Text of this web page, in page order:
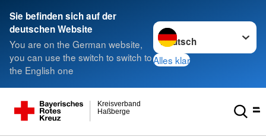
Sie befinden sich auf der
deutschen Website
You are on the German website,
you can use the switch to switch to
the English one
Sprache wechseln zu
Alles klar
Haßberge
Kreisverband